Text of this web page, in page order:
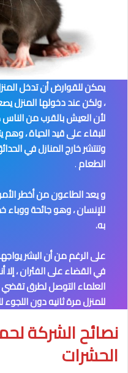
يمكن للقوارض أن تدخل
، ولكن عند دخولها المنزل
لأن العيش بالقرب من
للبقاء على قيد الحياة ، وهم
وتنتشر خارج المنازل في
الطعام.
و يعد الطاعون من أخطر
للإنسان ، وهو جائحة
به.
على الرغم من أن البشر
في القضاء على الفئران ،
العلماء التوصل لطرق تقضي
للمنزل مرة ثانيه دون
نصائح الشركة
الحشرات